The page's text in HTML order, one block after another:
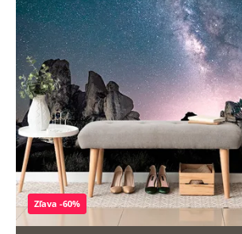
Zľava -60%